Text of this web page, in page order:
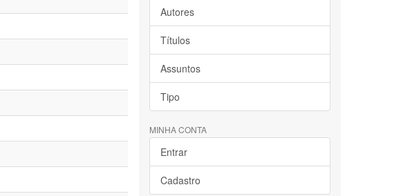
Autores
Títulos
Assuntos
Tipo
MINHA CONTA
Entrar
Cadastro